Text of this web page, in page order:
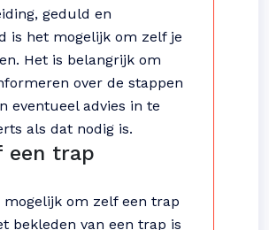
geduld en
is het mogelijk om zelf je
Het is belangrijk om
over de stappen
eventueel advies in te
als dat nodig is.
een trap
mogelijk om zelf een trap
bekleden van een trap is